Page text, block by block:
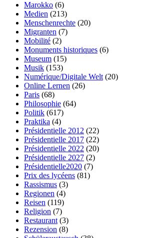
Marokko (6)
Medien (213)
Menschenrechte (20)
Migranten (7)
Mobilité (2)
Monuments historiques (6)
Museum (15)
Musik (153)
Numérique/Digitale Welt (20)
Online Lernen (26)
Paris (68)
Philosophie (64)
Politik (617)
Praktika (4)
Présidentielle 2012 (22)
Présidentielle 2017 (22)
Présidentielle 2022 (20)
Présidentielle 2027 (2)
Présidentielle2020 (7)
Prix des lycéens (81)
Rassismus (3)
Regionen (4)
Reisen (119)
Religion (7)
Restaurant (3)
Rezension (8)